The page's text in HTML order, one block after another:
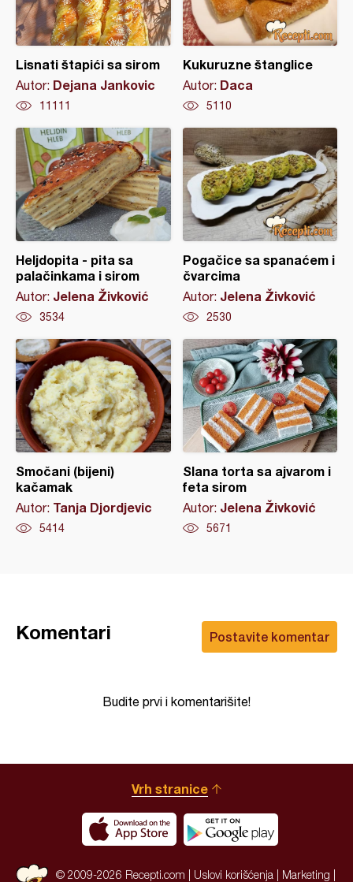
Lisnati štapići sa sirom
Autor: Dejana Jankovic
11111
Kukuruzne štanglice
Autor: Daca
5110
Heljdopita - pita sa
palačinkama i sirom
Autor: Jelena Živković
3534
Pogačice sa spanaćem i
čvarcima
Autor: Jelena Živković
2530
Smočani (bijeni)
kačamak
Autor: Tanja Djordjevic
5414
Slana torta sa ajvarom i
feta sirom
Autor: Jelena Živković
5671
Postavite komentar
Komentari
Budite prvi i komentarišite!
Vrh stranice
© 2009-2026 Recepti.com | Uslovi korišćenja Marketing